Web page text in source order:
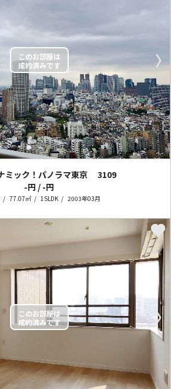
〉
ミック！パノラマ東京
3109
-円 / -円
77.07㎡ 1SLDK 2003年03月
〉